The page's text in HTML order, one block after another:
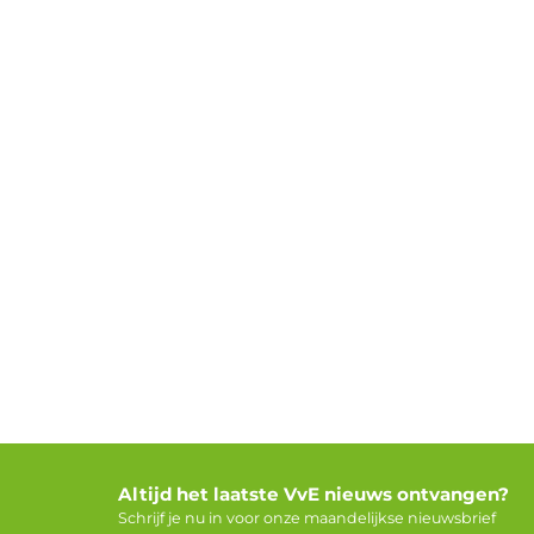
Altijd het laatste VvE nieuws ontvangen?
Schrijf je nu in voor onze maandelijkse nieuwsbrief